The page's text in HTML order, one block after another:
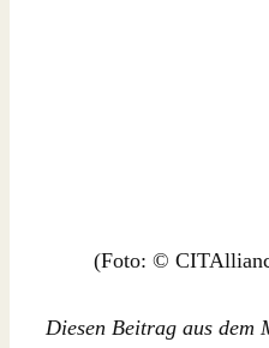
(Foto: ©
Diesen Beitrag aus dem